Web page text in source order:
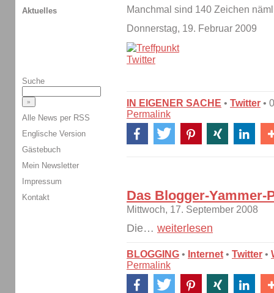
Manchmal sind 140 Zeichen
Donnerstag, 19. Februar 2009
IN EIGENER SACHE • Twitter •
Permalink
Das Blogger-Yammer-
Mittwoch, 17. September 2008
Die… weiterlesen
BLOGGING • Internet • Twitter •
Permalink
Aktuelles
Suche
Alle News per RSS
Englische Version
Gästebuch
Mein Newsletter
Impressum
Kontakt